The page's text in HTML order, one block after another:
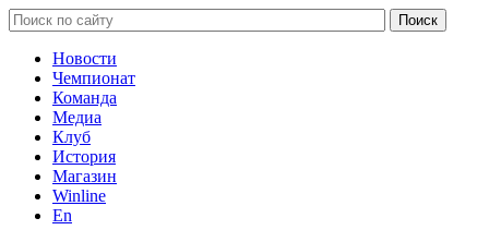
Новости
Чемпионат
Команда
Медиа
Клуб
История
Магазин
Winline
En